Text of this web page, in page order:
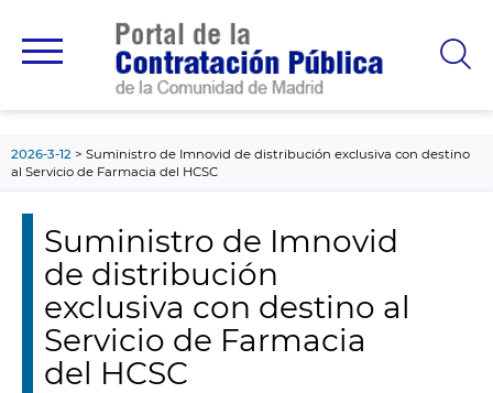
principal
2026-3-12
Suministro de Imnovid de distribución exclusiva con destino
al Servicio de Farmacia del HCSC
Suministro de Imnovid
de distribución
exclusiva con destino al
Servicio de Farmacia
del HCSC